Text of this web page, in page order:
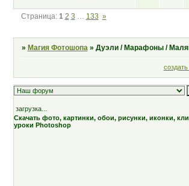
Страница: 1 2 3 133 »
» Магия Фотошопа » Дуэли / Марафоны /
загрузка...
Скачать фото, картинки, обои, рисунки, иконки,
уроки Photoshop